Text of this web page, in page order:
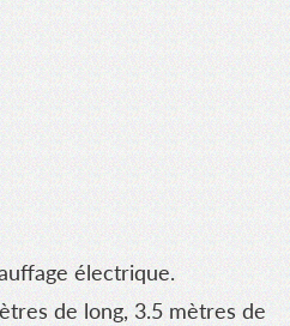
électrique.
de long, 3.5 mètres de